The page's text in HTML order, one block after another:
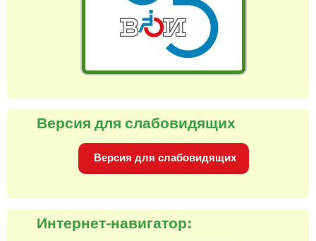
Версия для слабовидящих
Версия для слабовидящих
Интернет-навигатор: